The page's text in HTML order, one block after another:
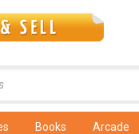
Books Arcade